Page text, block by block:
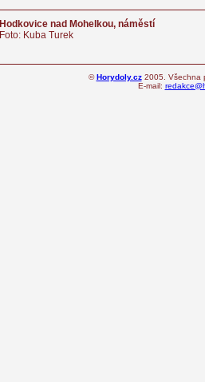
Hodkovice nad Mohelkou, náměstí
Foto: Kuba Turek
©Horydoly.cz2005. Všechna
E-mail: